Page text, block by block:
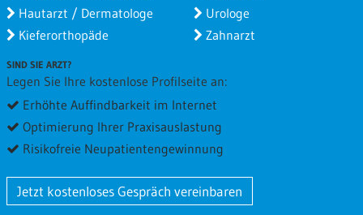
Hautarzt / Dermatologe
Kieferorthopäde
Urologe
Zahnarzt
SIND SIE ARZT?
Legen Sie Ihre kostenlose Profilseite an:
Erhöhte Auffindbarkeit im Internet
Optimierung Ihrer Praxisauslastung
Risikofreie Neupatientengewinnung
Jetzt kostenloses Gespräch vereinbaren